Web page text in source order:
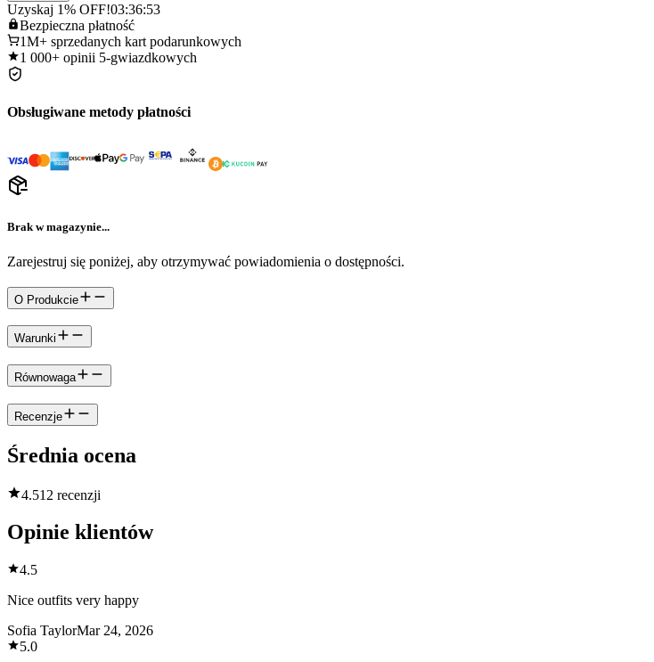
Uzyskaj 1% OFF!03:36:53
Bezpieczna płatność
1M+ sprzedanych kart podarunkowych
1 000+ opinii 5-gwiazdkowych
Obsługiwane metody płatności
Brak w magazynie...
Zarejestruj się poniżej, aby otrzymywać powiadomienia o dostępności.
O Produkcie
Warunki
Równowaga
Recenzje
Średnia ocena
4.512 recenzji
Opinie klientów
4.5
Nice outfits very happy
Sofia TaylorMar 24, 2026
5.0